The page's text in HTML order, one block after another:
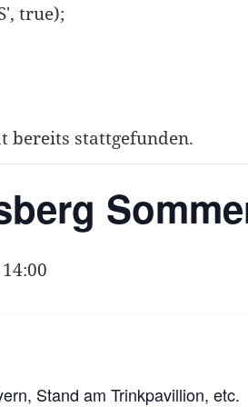
true);
bereits stattgefunden.
14:00
Stand am Trinkpavillion, etc.